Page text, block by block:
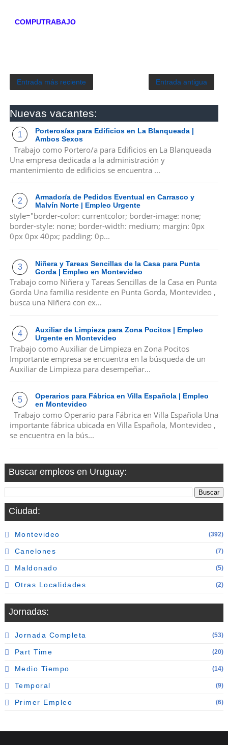
COMPUTRABAJO
Entrada más reciente Entrada antigua
Nuevas vacantes:
Porteros/as para Edificios en La Blanqueada |
Ambos Sexos
Trabajo como Portero/a para Edificios en La Blanqueada
Una empresa dedicada a la administración y
mantenimiento de edificios se encuentra ...
Armador/a de Pedidos Eventual en Carrasco y
Malvín Norte | Empleo Urgente
style="border-color: currentcolor; border-image: none;
border-style: none; border-width: medium; margin: 0px
0px 0px 40px; padding: 0p...
Niñera y Tareas Sencillas de la Casa para Punta
Gorda | Empleo en Montevideo
Trabajo como Niñera y Tareas Sencillas de la Casa en Punta
Gorda Una familia residente en Punta Gorda, Montevideo ,
busca una Niñera con ex...
Auxiliar de Limpieza para Zona Pocitos | Empleo
Urgente en Montevideo
Trabajo como Auxiliar de Limpieza en Zona Pocitos
Importante empresa se encuentra en la búsqueda de un
Auxiliar de Limpieza para desempeñar...
Operarios para Fábrica en Villa Española | Empleo
en Montevideo
Trabajo como Operario para Fábrica en Villa Española Una
importante fábrica ubicada en Villa Española, Montevideo ,
se encuentra en la bús...
Buscar empleos en Uruguay:
Ciudad:
Montevideo (392)
Canelones (7)
Maldonado (5)
Otras Localidades (2)
Jornadas:
Jornada Completa (53)
Part Time (20)
Medio Tiempo (14)
Temporal (9)
Primer Empleo (6)